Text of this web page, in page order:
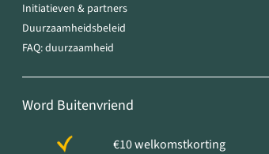
Initiatieven & partners
Duurzaamheidsbeleid
FAQ: duurzaamheid
Word Buitenvriend
€10 welkomstkorting